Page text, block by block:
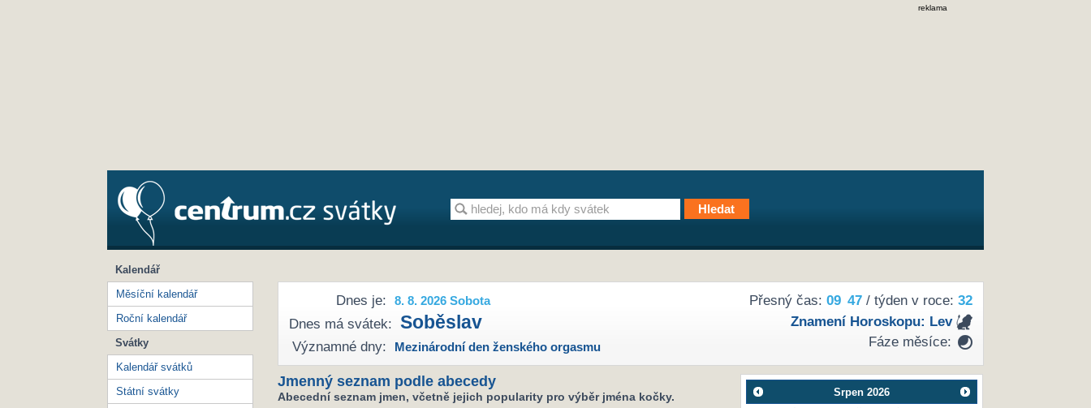
reklama
Přesný čas: 09 47/ týden v roce: 32
Znamení Horoskopu: Lev
Fáze měsíce:
Dnes je: 8. 8. 2026 Sobota
Dnes má svátek: Soběslav
Významné dny: Mezinárodní den ženského orgasmu
Jmenný seznam podle abecedy
Abecední seznam jmen, včetně jejich popularity pro výběr jména kočky. Srpen 2026
Kalendář
Měsíční kalendář
Roční kalendář
Svátky
Kalendář svátků
Státní svátky